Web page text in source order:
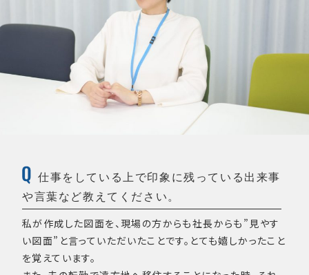
仕事をしている上で印象に残っている出来事
や言葉など教えてください。
私が作成した図面を、現場の方からも社長からも”見やす
い図面”と言っていただいたことです。とても嬉しかったこと
を覚えています。